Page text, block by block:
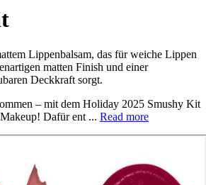
Lippenbalsam, das für weiche Lippen
matten Finish und einer
Deckkraft sorgt.
– mit dem Holiday 2025 Smushy Kit
Dafür ent ... Read more